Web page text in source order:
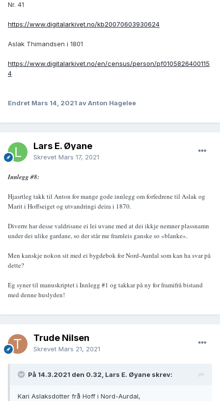
Nr. 41
https://www.digitalarkivet.no/kb20070603930624
Aslak Thimandsen i 1801
https://www.digitalarkivet.no/en/census/person/pf0105826400115
4
Endret Mars 14, 2021 av Anton Hagelee
Lars E. Øyane
Skrevet Mars 17, 2021
Innlegg #8:
Hjasrtleg takk til Anton for mange gode innlegg om forfedrene til Aslak og
Marit i Hoffseiget og utvandringi deira i 1870.
Diverre har desse valdrisane ei lei uvane med at dei ikkje nemner plassnamn
under dei ulike gardane, so der står me framleis ganske so «blanke».
Men kanskje nokon sit med ei bygdebok for Nord-Aurdal som kan ha svar på
dette?
Eg syner til manuskriptet i Innlegg #1 og takkar på ny for framifrå bistand
med denne huslyden!
Trude Nilsen
Skrevet Mars 21, 2021
På 14.3.2021 den 0.32, Lars E. Øyane skrev:
Kari Aslaksdotter frå Hoff i Nord-Aurdal,